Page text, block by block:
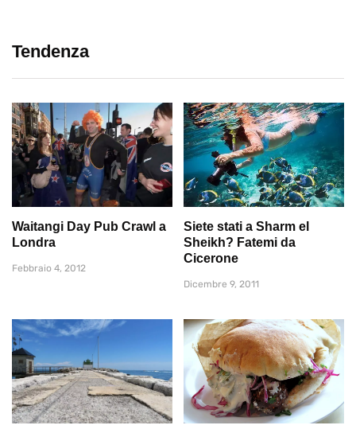
Tendenza
Waitangi Day Pub Crawl a
Londra
Febbraio 4, 2012
Siete stati a Sharm el
Sheikh? Fatemi da
Cicerone
Dicembre 9, 2011